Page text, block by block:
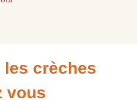
les crèches
vous